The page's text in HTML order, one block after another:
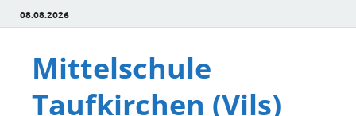
08.08.2026
Mittelschule
Taufkirchen (Vils)